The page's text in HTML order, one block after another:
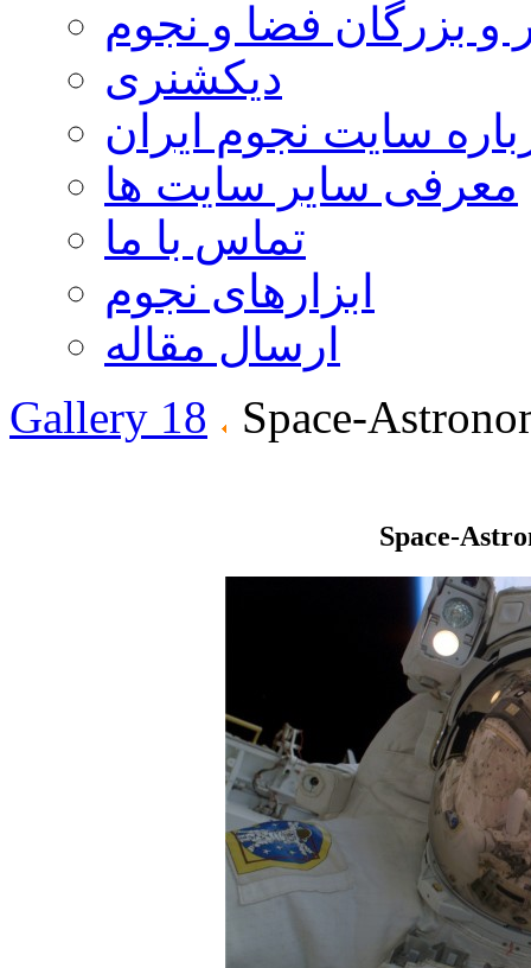
و بزرگان فضا و نجوم
دیکشنری
سایت نجوم ایران
معرفی سایر سایت ها
تماس با ما
ابزارهای نجوم
ارسال مقاله
Gallery 18
Space-
Space-